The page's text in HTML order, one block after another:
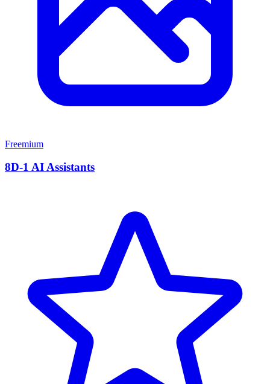
Freemium
8D-1 AI Assistants